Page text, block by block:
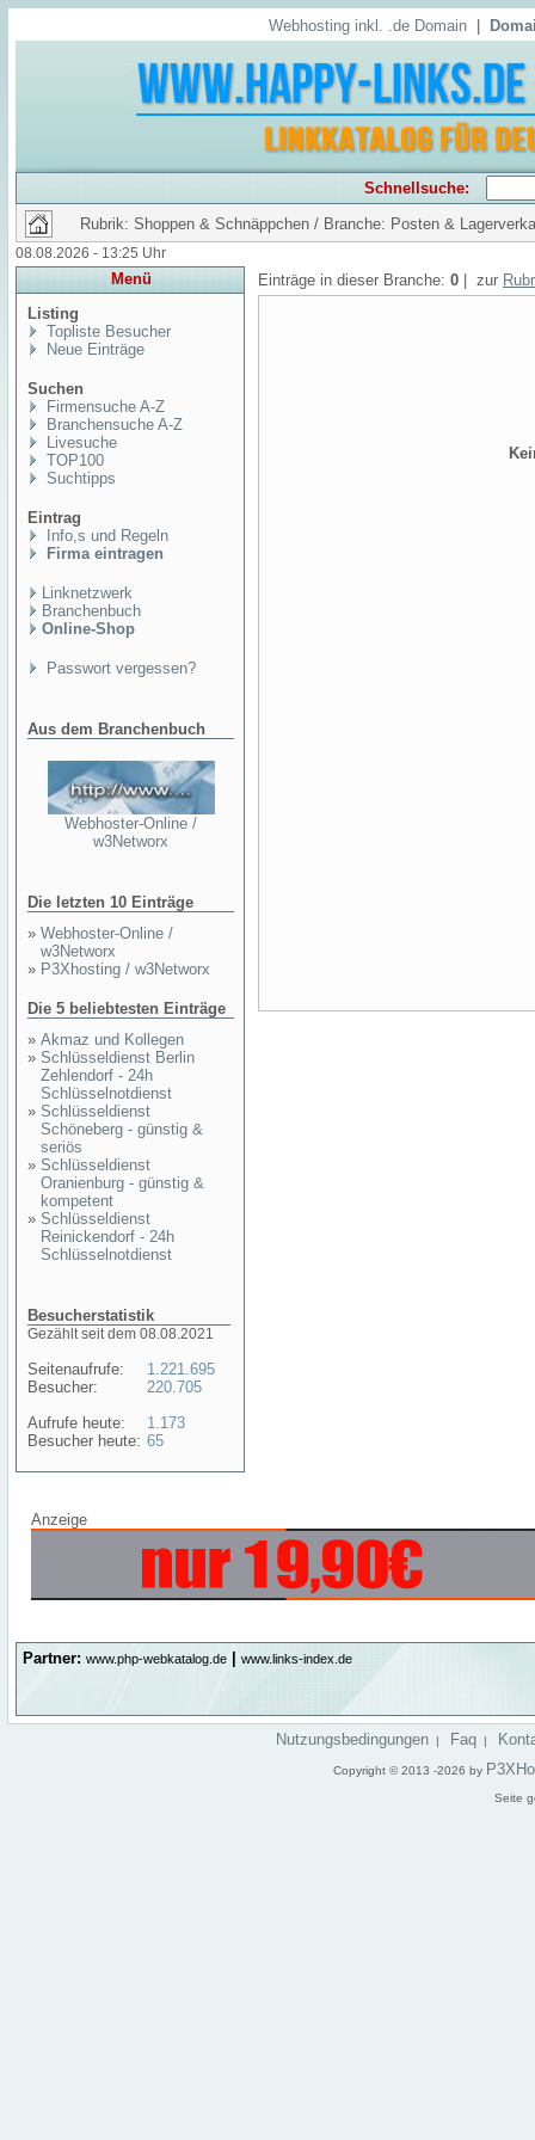
Webhosting inkl. .de Domain
Schnellsuche:
Rubrik: Shoppen & Schnäppchen / Branche: Posten &
08.08.2026 - 13:25 Uhr
Menü
Listing
Topliste Besucher
Neue Einträge
Suchen
Firmensuche A-Z
Branchensuche A-Z
Livesuche
TOP100
Suchtipps
Eintrag
Info,s und Regeln
Firma eintragen
Linknetzwerk
Branchenbuch
Online-Shop
Passwort vergessen?
Aus dem Branchenbuch
Webhoster-Online /
w3Networx
Die letzten 10 Einträge
» Webhoster-Online /
w3Networx
» P3Xhosting / w3Networx
Die 5 beliebtesten Einträge
» Akmaz und Kollegen
» Schlüsseldienst Berlin
Zehlendorf - 24h
Schlüsselnotdienst
» Schlüsseldienst
Schöneberg - günstig &
seriös
» Schlüsseldienst
Oranienburg - günstig &
kompetent
» Schlüsseldienst
Reinickendorf - 24h
Schlüsselnotdienst
Besucherstatistik
Gezählt seit dem 08.08.2021
Seitenaufrufe:
Besucher:
Aufrufe heute:
Besucher heute:
1.221.695
220.705
1.173
65
Einträge in dieser Branche: 0 | zur
Anzeige
Partner: www.php-webkatalog.de www.links-index.de
Nutzungsbedingungen | Faq |
Copyright © 2013 -2026 by
Seite